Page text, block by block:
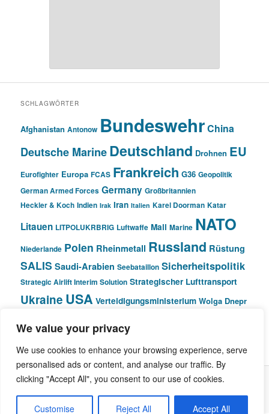
We value your privacy
We use cookies to enhance your browsing experience, serve
personalised ads or content, and analyse our traffic. By
clicking "Accept All", you consent to our use of cookies.
Customise Reject All Accept All
SCHLAGWÖRTER
Afghanistan Antonow BundeswehrChina
Deutsche MarineDeutschland Drohnen EU
Eurofighter Europa FCAS Frankreich G36 Geopolitik
German Armed Forces Germany Großbritannien
Heckler & Koch Indien Irak Iran Italien Karel Doorman Katar
Litauen LITPOLUKRBRIG Luftwaffe Mali Marine NATO
Niederlande Polen Rheinmetall Russland Rüstung
SALIS Saudi-Arabien Seebataillon Sicherheitspolitik
Strategic Airlift Interim Solution Strategischer Lufttransport
Ukraine USA Verteidigungsministerium Wolga Dnepr
© Pivot Area